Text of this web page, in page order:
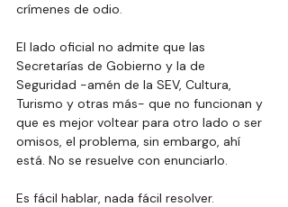
crímenes de odio.
El lado oficial no admite que las
Secretarías de Gobierno y la de
Seguridad -amén de la SEV, Cultura,
Turismo y otras más- que no funcionan y
que es mejor voltear para otro lado o ser
omisos, el problema, sin embargo, ahí
está. No se resuelve con enunciarlo.
Es fácil hablar, nada fácil resolver.